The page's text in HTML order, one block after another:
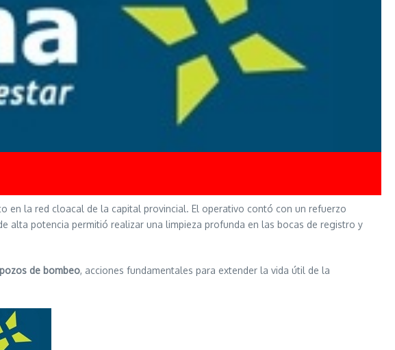
en la red cloacal de la capital provincial. El operativo contó con un refuerzo
alta potencia permitió realizar una limpieza profunda en las bocas de registro y
de bombeo, acciones fundamentales para extender la vida útil de la